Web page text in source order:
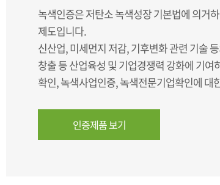
녹색인증은 저탄소 녹색성장 기본법에 의거
제도입니다.
신산업, 미세먼지 저감, 기후변화 관련 기술
창출 등 산업육성 및 기업경쟁력 강화에 기
확인, 녹색사업인증, 녹색전문기업확인에 대
인증제품 보기